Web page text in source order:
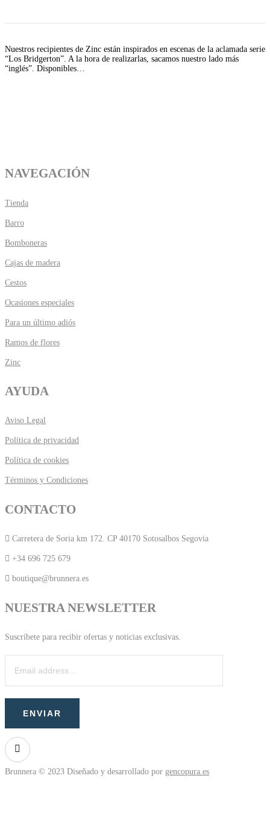
Nuestros recipientes de Zinc están inspirados en escenas de la aclamada serie
“Los Bridgerton”. A la hora de realizarlas, sacamos nuestro lado más
“inglés”. Disponibles…
NAVEGACIÓN
Tienda
Barro
Bomboneras
Cajas de madera
Cestos
Ocasiones especiales
Para un último adiós
Ramos de flores
Zinc
AYUDA
Aviso Legal
Política de privacidad
Política de cookies
Términos y Condiciones
CONTACTO
Carretera de Soria km 172. CP 40170 Sotosalbos Segovia
+34 696 725 679
boutique@brunnera.es
NUESTRA NEWSLETTER
Suscríbete para recibir ofertas y noticias exclusivas.
Brunnera © 2023 Diseñado y desarrollado por gencopura.es